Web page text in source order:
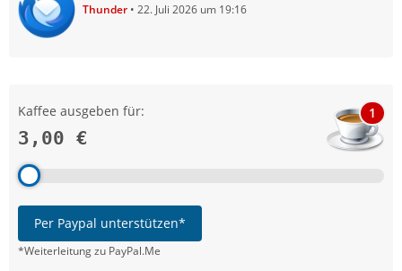
Thunder 22. Juli 2026 um 19:16
Kaffee ausgeben für:
3,00 €
1
Per Paypal unterstützen*
*Weiterleitung zu PayPal.Me